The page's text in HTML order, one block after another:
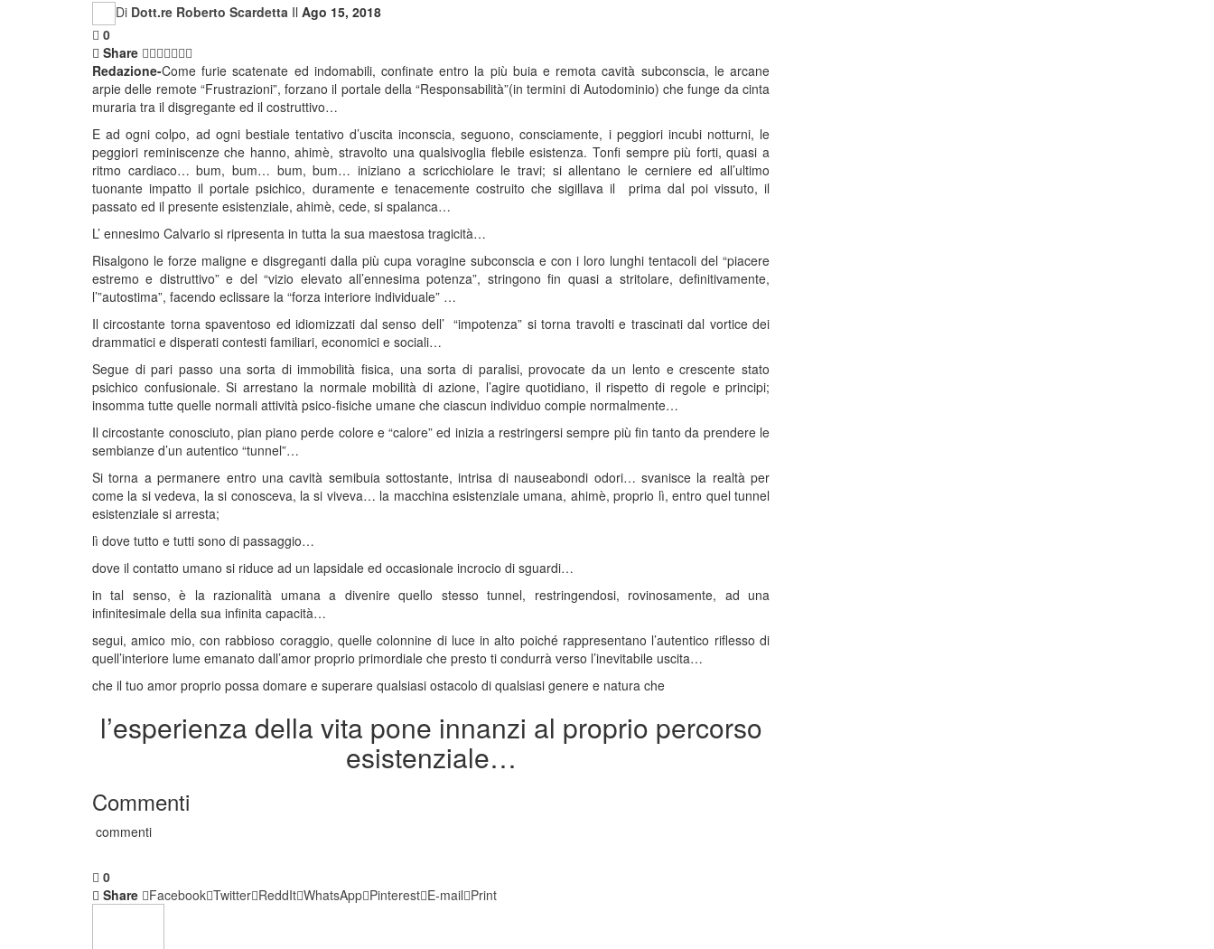
Di Dott.re Roberto Scardetta Il Ago 15, 2018
0
Share
Redazione-Come furie scatenate ed indomabili, confinate entro la più buia e remota cavità subconscia, le arcane
arpie delle remote “Frustrazioni”, forzano il portale della “Responsabilità”(in termini di Autodominio) che funge da cinta
muraria tra il disgregante ed il costruttivo…
E ad ogni colpo, ad ogni bestiale tentativo d’uscita inconscia, seguono, consciamente, i peggiori incubi notturni, le
peggiori reminiscenze che hanno, ahimè, stravolto una qualsivoglia flebile esistenza. Tonfi sempre più forti, quasi a
ritmo cardiaco… bum, bum… bum, bum… iniziano a scricchiolare le travi; si allentano le cerniere ed all’ultimo
tuonante impatto il portale psichico, duramente e tenacemente costruito che sigillava il prima dal poi vissuto, il
passato ed il presente esistenziale, ahimè, cede, si spalanca…
L’ ennesimo Calvario si ripresenta in tutta la sua maestosa tragicità…
Risalgono le forze maligne e disgreganti dalla più cupa voragine subconscia e con i loro lunghi tentacoli del “piacere
estremo e distruttivo” e del “vizio elevato all’ennesima potenza”, stringono fin quasi a stritolare, definitivamente,
l’”autostima”, facendo eclissare la “forza interiore individuale” …
Il circostante torna spaventoso ed idiomizzati dal senso dell’ “impotenza” si torna travolti e trascinati dal vortice dei
drammatici e disperati contesti familiari, economici e sociali…
Segue di pari passo una sorta di immobilità fisica, una sorta di paralisi, provocate da un lento e crescente stato
psichico confusionale. Si arrestano la normale mobilità di azione, l’agire quotidiano, il rispetto di regole e principi;
insomma tutte quelle normali attività psico-fisiche umane che ciascun individuo compie normalmente…
Il circostante conosciuto, pian piano perde colore e “calore” ed inizia a restringersi sempre più fin tanto da prendere le
sembianze d’un autentico “tunnel”…
Si torna a permanere entro una cavità semibuia sottostante, intrisa di nauseabondi odori… svanisce la realtà per
come la si vedeva, la si conosceva, la si viveva… la macchina esistenziale umana, ahimè, proprio lì, entro quel tunnel
esistenziale si arresta;
lì dove tutto e tutti sono di passaggio…
dove il contatto umano si riduce ad un lapsidale ed occasionale incrocio di sguardi…
in tal senso, è la razionalità umana a divenire quello stesso tunnel, restringendosi, rovinosamente, ad una
infinitesimale della sua infinita capacità…
segui, amico mio, con rabbioso coraggio, quelle colonnine di luce in alto poiché rappresentano l’autentico riflesso di
quell’interiore lume emanato dall’amor proprio primordiale che presto ti condurrà verso l’inevitabile uscita…
che il tuo amor proprio possa domare e superare qualsiasi ostacolo di qualsiasi genere e natura che
l’esperienza della vita pone innanzi al proprio percorso
esistenziale…
Commenti
commenti
0
Share
Facebook Twitter ReddIt WhatsApp Pinterest E-mail Print